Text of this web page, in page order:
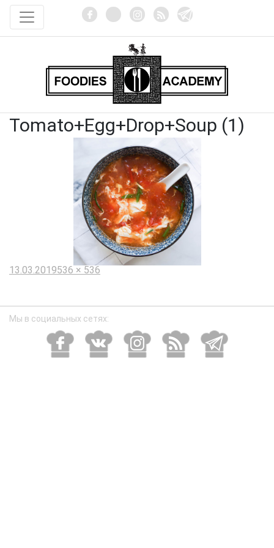
Tomato+Egg+Drop+Soup (1)
Опубликовано
13.03.2019Полный
536 × 536
Мы в социальных сетях: